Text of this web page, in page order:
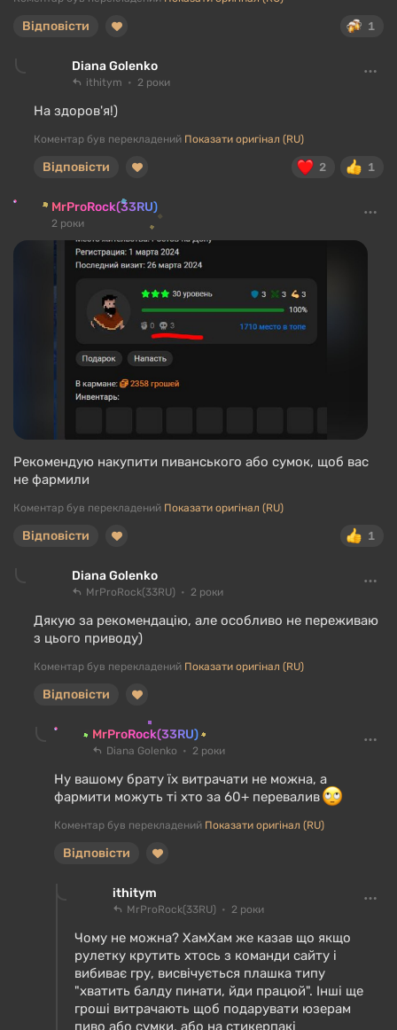
1
Відповісти
Diana Golenko
ithitym 2 роки
На здоров'я!)
Коментар був перекладений Показати оригінал (RU)
2 1
Відповісти
MrProRock(33RU)
2 роки
Рекомендую накупити пиванського або сумок, щоб вас
не фармили
Коментар був перекладений Показати оригінал (RU)
1
Відповісти
Diana Golenko
MrProRock(33RU) 2 роки
Дякую за рекомендацію, але особливо не переживаю
з цього приводу)
Коментар був перекладений Показати оригінал (RU)
Відповісти
MrProRock(33RU)
Diana Golenko 2 роки
Ну вашому брату їх витрачати не можна, а
фармити можуть ті хто за 60+ перевалив
Коментар був перекладений Показати оригінал (RU)
Відповісти
ithitym
MrProRock(33RU) 2 роки
Чому не можна? ХамХам же казав що якщо
рулетку крутить хтось з команди сайту і
вибиває гру, висвічується плашка типу
"хватить балду пинати, йди працюй". Інші ще
гроші витрачають щоб подарувати юзерам
пиво або сумки, або на стикерпакі